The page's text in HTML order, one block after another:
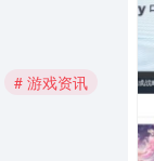
# 游戏资讯